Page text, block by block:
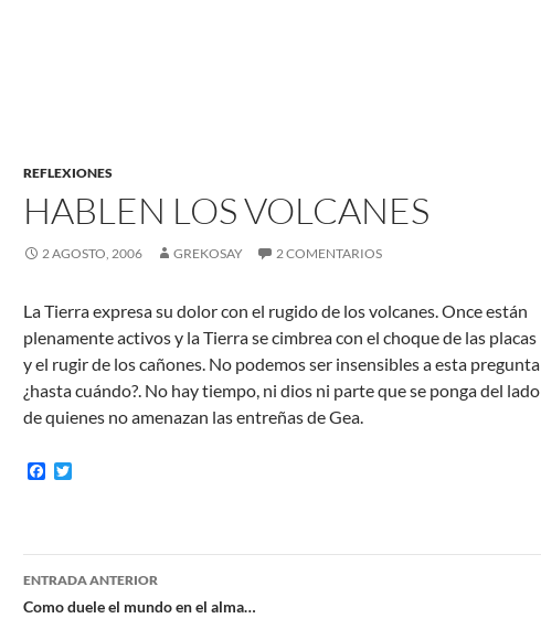
REFLEXIONES
HABLEN LOS VOLCANES
2 AGOSTO, 2006 GREKOSAY 2 COMENTARIOS
La Tierra expresa su dolor con el rugido de los volcanes. Once están
plenamente activos y la Tierra se cimbrea con el choque de las placas
y el rugir de los cañones. No podemos ser insensibles a esta pregunta
¿hasta cuándo?. No hay tiempo, ni dios ni parte que se ponga del lado
de quienes no amenazan las entreñas de Gea.
F
o
o
e
r
Navegación
de
ENTRADA ANTERIOR
Como duele el mundo en el alma…